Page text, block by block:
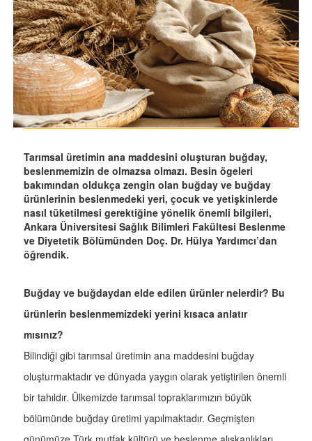
Tarımsal üretimin ana maddesini oluşturan buğday,
beslenmemizin de olmazsa olmazı. Besin ögeleri
bakımından oldukça zengin olan buğday ve buğday
ürünlerinin beslenmedeki yeri, çocuk ve yetişkinlerde
nasıl tüketilmesi gerektiğine yönelik önemli bilgileri,
Ankara Üniversitesi Sağlık Bilimleri Fakültesi Beslenme
ve Diyetetik Bölümünden Doç. Dr. Hülya Yardımcı’dan
öğrendik.
Buğday ve buğdaydan elde edilen ürünler nelerdir? Bu
ürünlerin beslenmemizdeki yerini kısaca anlatır
mısınız?
Bilindiği gibi tarımsal üretimin ana maddesini buğday
oluşturmaktadır ve dünyada yaygın olarak yetiştirilen önemli
bir tahıldır. Ülkemizde tarımsal topraklarımızın büyük
bölümünde buğday üretimi yapılmaktadır. Geçmişten